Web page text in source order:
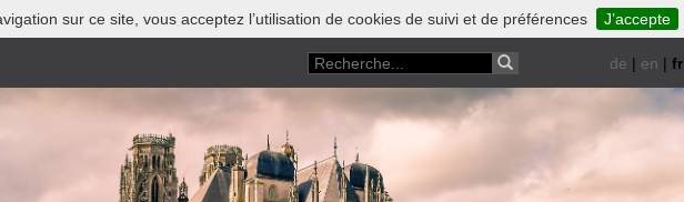
sur ce site, vous acceptez l’utilisation de cookies de suivi et de préférences J’accepte
de | en | fr